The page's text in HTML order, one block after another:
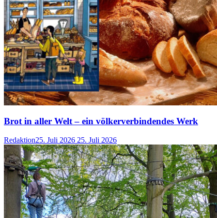
Brot in aller Welt – ein völkerverbindendes Werk
Redaktion25. Juli 2026 25. Juli 2026